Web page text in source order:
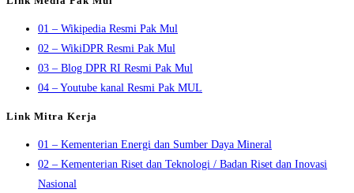
01 – Wikipedia Resmi Pak Mul
02 – WikiDPR Resmi Pak Mul
03 – Blog DPR RI Resmi Pak Mul
04 – Youtube kanal Resmi Pak MUL
Link Mitra Kerja
01 – Kementerian Energi dan Sumber Daya Mineral
02 – Kementerian Riset dan Teknologi / Badan Riset dan Inovasi
Nasional